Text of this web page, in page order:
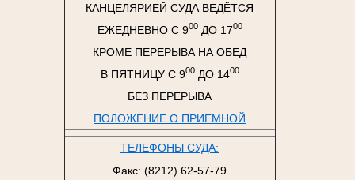
КАНЦЕЛЯРИЕЙ СУДА ВЕДЁТСЯ
ЕЖЕДНЕВНО С 900ДО 1700
КРОМЕ ПЕРЕРЫВА НА ОБЕД
В ПЯТНИЦУ С 900ДО 1400
БЕЗ ПЕРЕРЫВА
ПОЛОЖЕНИЕ О ПРИЕМНОЙ
ТЕЛЕФОНЫ СУДА:
Факс: (8212) 62-57-79